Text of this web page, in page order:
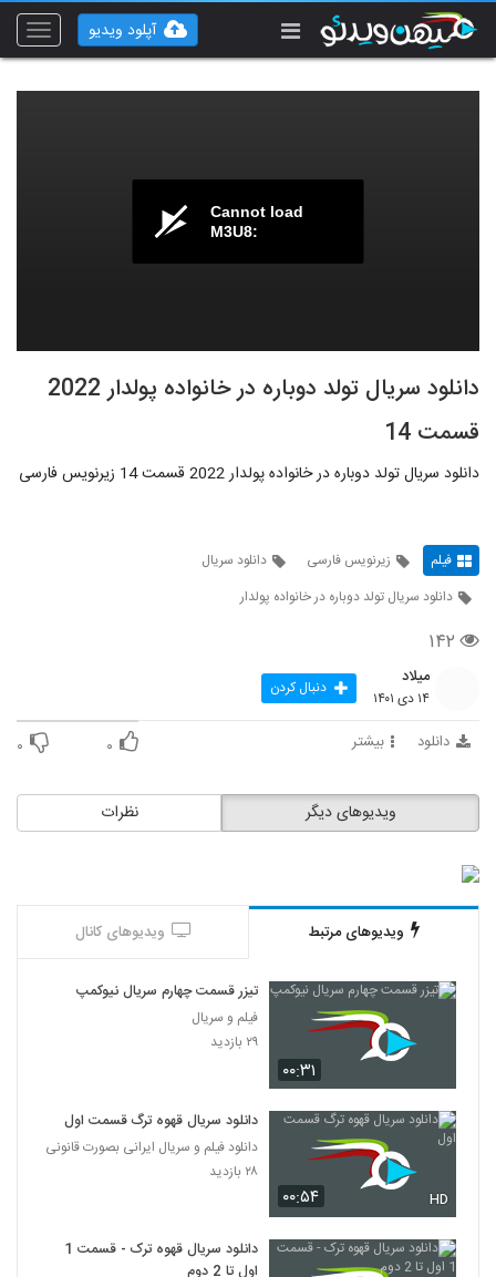
Toggle
آپلود ویدیو
Cannot load
M3U8:
دانلود سریال تولد دوباره در خانواده پولدار 2022
قسمت 14
دانلود سریال تولد دوباره در خانواده پولدار 2022 قسمت 14 زیرنویس فارسی
فیلم زیرنویس فارسی
دانلود سریال
دانلود سریال تولد دوباره در خانواده پولدار
۱۴۲
میلاد
۱۴ دی ۱۴۰۱ دنبال کردن
دانلود بیشتر ۰ ۰
نظرات ویدیوهای دیگر
ویدیوهای مرتبط ویدیوهای کانال
۰۰:۳۱
تیزر قسمت چهارم سریال نیوکمپ
فیلم و سریال
۲۹ بازدید
۰۰:۵۴ HD
دانلود سریال قهوه ترگ قسمت اول
دانلود فیلم و سریال ایرانی بصورت قانونی
۲۸ بازدید
دانلود سریال قهوه ترک - قسمت 1
اول تا 2 دوم